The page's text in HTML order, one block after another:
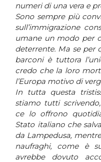
numeri di una vera e
Sono sempre più
sull’immigrazione
umane un modo per
deterrente. Ma se per
barconi è tuttora
credo che la loro
l’Europa motivo di
In tutta questa
stiamo tutti
ce lo offrono
Stato italiano che
da Lampedusa,
naufraghi, come è
avrebbe dovuto